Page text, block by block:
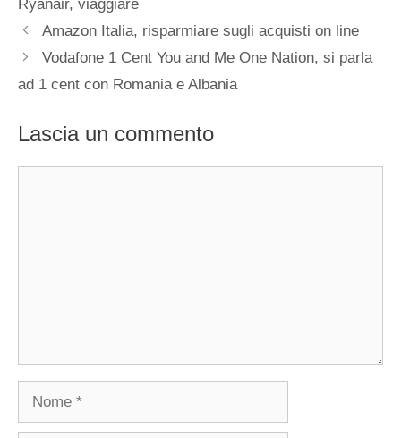
Ryanair, viaggiare
Amazon Italia, risparmiare sugli acquisti on line
Vodafone 1 Cent You and Me One Nation, si parla
ad 1 cent con Romania e Albania
Lascia un commento